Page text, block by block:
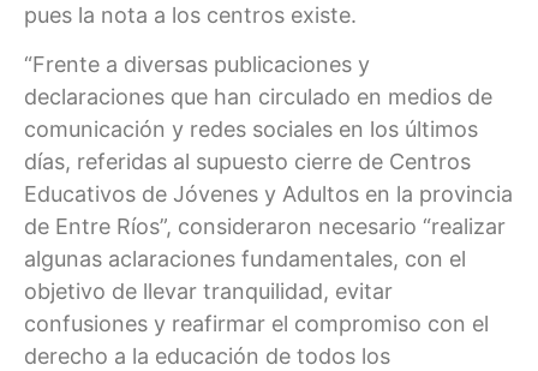
pues la nota a los centros existe.
“Frente a diversas publicaciones y
declaraciones que han circulado en medios de
comunicación y redes sociales en los últimos
días, referidas al supuesto cierre de Centros
Educativos de Jóvenes y Adultos en la provincia
de Entre Ríos”, consideraron necesario “realizar
algunas aclaraciones fundamentales, con el
objetivo de llevar tranquilidad, evitar
confusiones y reafirmar el compromiso con el
derecho a la educación de todos los